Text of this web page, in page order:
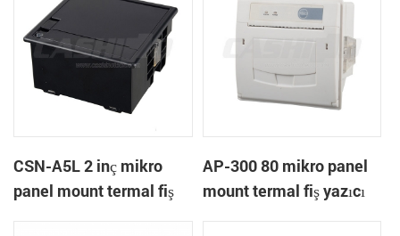
CSN-A5L 2 inç mikro
panel mount termal fiş
AP-300 80 mikro panel
mount termal fiş yazıcı